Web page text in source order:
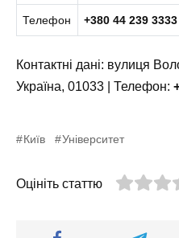
Телефон +380 44 239 3333
Контактні дані: вулиця
Україна, 01033 | Телефон:
Київ Університет
Оцініть статтю